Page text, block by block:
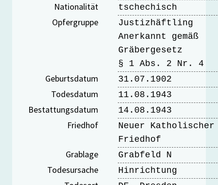
Nationalität tschechisch
Opfergruppe
Justizhäftling
Anerkannt gemäß
Gräbergesetz
§ 1 Abs. 2 Nr. 4
Geburtsdatum 31.07.1902
Todesdatum 11.08.1943
Bestattungsdatum 14.08.1943
Friedhof
Neuer Katholischer
Friedhof
Grablage Grabfeld N
Todesursache Hinrichtung